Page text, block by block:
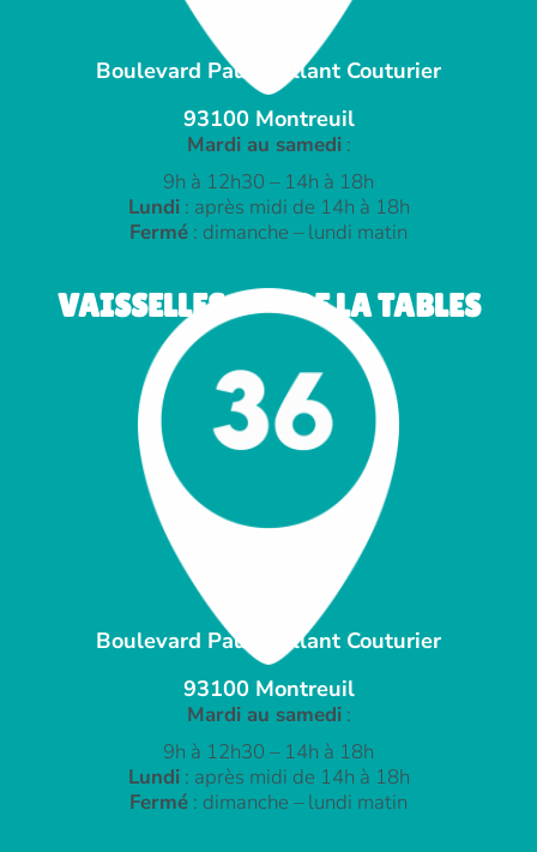
Boulevard Paul Vaillant Couturier
93100 Montreuil
Mardi au samedi:
9h à 12h30 – 14h à 18h
Lundi: après midi de 14h à 18h
Fermé : dimanche – lundi matin
VAISSELLES ART DE LA TABLES
Boulevard Paul Vaillant Couturier
93100 Montreuil
Mardi au samedi:
9h à 12h30 – 14h à 18h
Lundi: après midi de 14h à 18h
Fermé : dimanche – lundi matin